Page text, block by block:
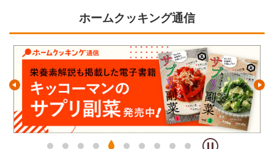
ホームクッキング通信